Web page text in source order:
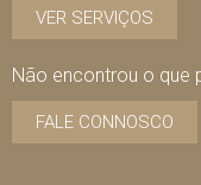
VER SERVIÇOS
Não encontrou o que
FALE CONNOSCO